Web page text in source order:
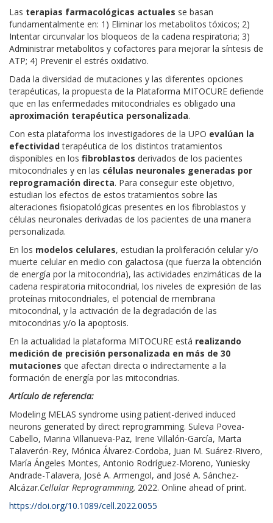
Las terapias farmacológicas actuales se basan
fundamentalmente en: 1) Eliminar los metabolitos tóxicos; 2)
Intentar circunvalar los bloqueos de la cadena respiratoria; 3)
Administrar metabolitos y cofactores para mejorar la síntesis de
ATP; 4) Prevenir el estrés oxidativo.
Dada la diversidad de mutaciones y las diferentes opciones
terapéuticas, la propuesta de la Plataforma MITOCURE defiende
que en las enfermedades mitocondriales es obligado una
aproximación terapéutica personalizada.
Con esta plataforma los investigadores de la UPO evalúan la
efectividadterapéutica de los distintos tratamientos
disponibles en los fibroblastos derivados de los pacientes
mitocondriales y en las células neuronales generadas por
reprogramación directa. Para conseguir este objetivo,
estudian los efectos de estos tratamientos sobre las
alteraciones fisiopatológicas presentes en los fibroblastos y
células neuronales derivadas de los pacientes de una manera
personalizada.
En los modelos celulares, estudian la proliferación celular y/o
muerte celular en medio con galactosa (que fuerza la obtención
de energía por la mitocondria), las actividades enzimáticas de la
cadena respiratoria mitocondrial, los niveles de expresión de las
proteínas mitocondriales, el potencial de membrana
mitocondrial, y la activación de la degradación de las
mitocondrias y/o la apoptosis.
En la actualidad la plataforma MITOCURE está realizando
medición de precisión personalizada en más de 30
mutaciones que afectan directa o indirectamente a la
formación de energía por las mitocondrias.
Artículo de referencia:
Modeling MELAS syndrome using patient-derived induced
neurons generated by direct reprogramming. Suleva Povea-
Cabello, Marina Villanueva-Paz, Irene Villalón-García, Marta
Talaverón-Rey, Mónica Álvarez-Cordoba, Juan M. Suárez-Rivero,
María Ángeles Montes, Antonio Rodríguez-Moreno, Yuniesky
Andrade-Talavera, José A. Armengol, and José A. Sánchez-
Alcázar.Cellular Reprogramming, 2022. Online ahead of print.
https://doi.org/10.1089/cell.2022.0055